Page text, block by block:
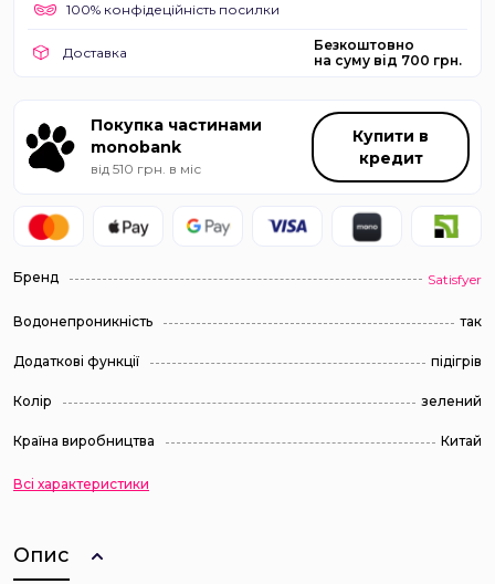
100% конфідеційність посилки
Доставка
Безкоштовно
на суму від 700 грн.
Покупка частинами
monobank
від 510 грн. в міс
Купити в
кредит
Бренд Satisfyer
Водонепроникність так
Додаткові функції підігрів
Колір зелений
Країна виробництва Китай
Всі характеристики
Опис